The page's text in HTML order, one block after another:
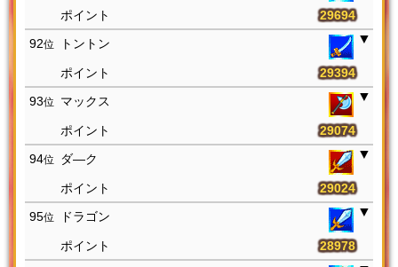
29694
92位 トントン
29394
93位 マックス
29074
94位 ダ―ク
29024
95位 ドラゴン
28978